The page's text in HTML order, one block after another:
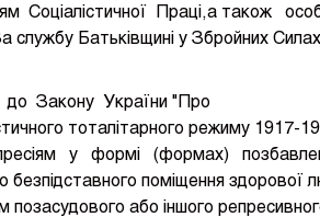
Соціалістичної Праці,а також
Батьківщині у Збройних
до Закону України "Про
тоталітарного режиму
у формі (формах)
поміщення здорової
або іншого